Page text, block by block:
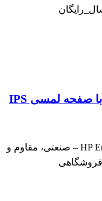
23,500,000 تومان
💻 تبلت ویندوزی HP Engage Go Mobile System – صنعتی، مقاوم و
فروشگاهی